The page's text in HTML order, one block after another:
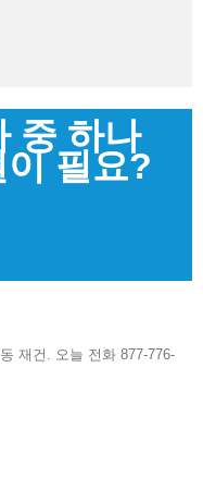
중 하나
필요?